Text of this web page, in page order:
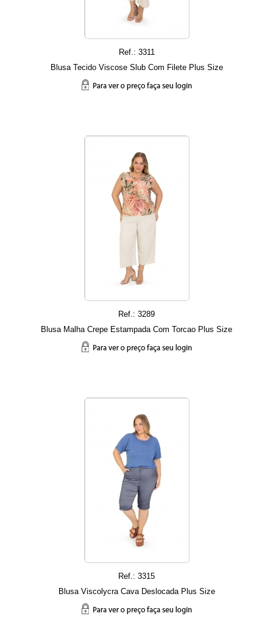
Ref.: 3311
Blusa Tecido Viscose Slub Com Filete Plus Size
Ref.: 3289
Blusa Malha Crepe Estampada Com Torcao Plus Size
Ref.: 3315
Blusa Viscolycra Cava Deslocada Plus Size